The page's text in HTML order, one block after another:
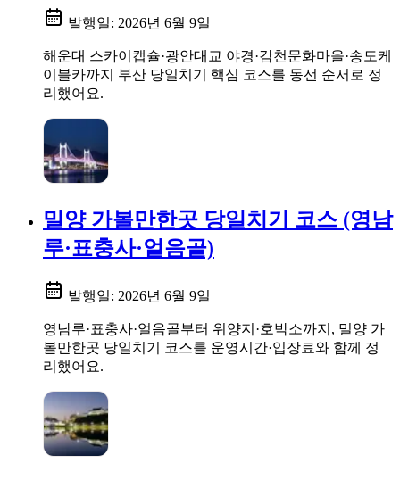
발행일: 2026년 6월 9일
해운대 스카이캡슐·광안대교 야경·감천문화마을·송도케
이블카까지 부산 당일치기 핵심 코스를 동선 순서로 정
리했어요.
밀양 가볼만한곳 당일치기 코스 (영남
루·표충사·얼음골)
발행일: 2026년 6월 9일
영남루·표충사·얼음골부터 위양지·호박소까지, 밀양 가
볼만한곳 당일치기 코스를 운영시간·입장료와 함께 정
리했어요.